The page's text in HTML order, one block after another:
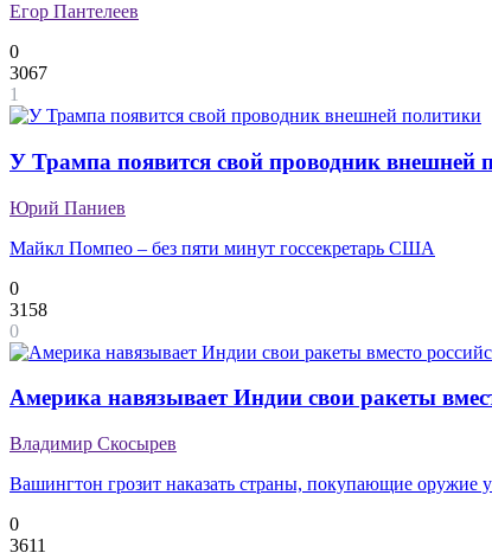
Егор Пантелеев
0
3067
1
У Трампа появится свой проводник внешней
Юрий Паниев
Майкл Помпео – без пяти минут госсекретарь США
0
3158
0
Америка навязывает Индии свои ракеты
Владимир Скосырев
Вашингтон грозит наказать страны, покупающие оружие
0
3611